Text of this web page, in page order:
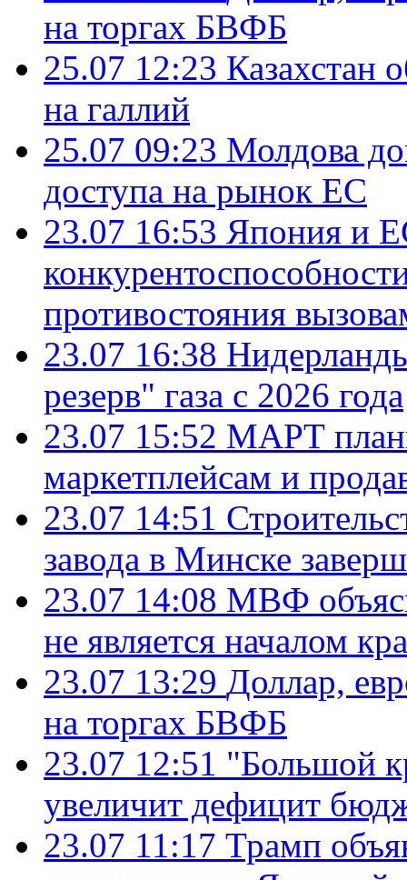
на торгах БВФБ
25.07 12:23 Казахстан
на галлий
25.07 09:23 Молдова
доступа на рынок ЕС
23.07 16:53 Япония и
противостояния
23.07 16:38
резерв" газа с 2026 года
23.07 15:52 МАРТ
маркетплейсам и
23.07 14:51
завода в Минске
23.07 14:08 МВФ
не является началом
23.07 13:29 Доллар,
на торгах БВФБ
23.07 12:51 "Большой
увеличит дефицит
23.07 11:17 Трамп